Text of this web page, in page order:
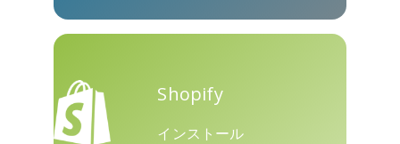
Nextdoor 展望
Shopify
インストール